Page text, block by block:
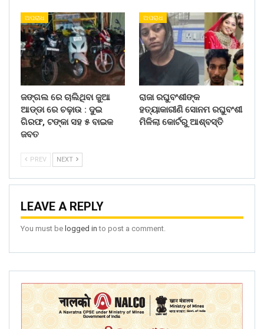
ଅପରାଧ
ଜଙ୍ଗଲ ରେ ଚାଲିଥିବା ଜୁଆ
ଆଡ୍ଡା ରେ ଚଢ଼ାଉ : ଦୁଇ
ଗିରଫ, ଟଙ୍କା ସହ ୫ ବାଇକ
ଜବତ
ଅପରାଧ
ରାଜା ରଘୁବଂଶୀଙ୍କ
ହତ୍ୟାକାରୀଣି ସୋନମ ରଘୁବଂଶୀ
ମିଳିଲା କୋର୍ଟରୁ ଆଶ୍ବସ୍ତି
PREV NEXT
LEAVE A REPLY
You must be logged in to post a comment.